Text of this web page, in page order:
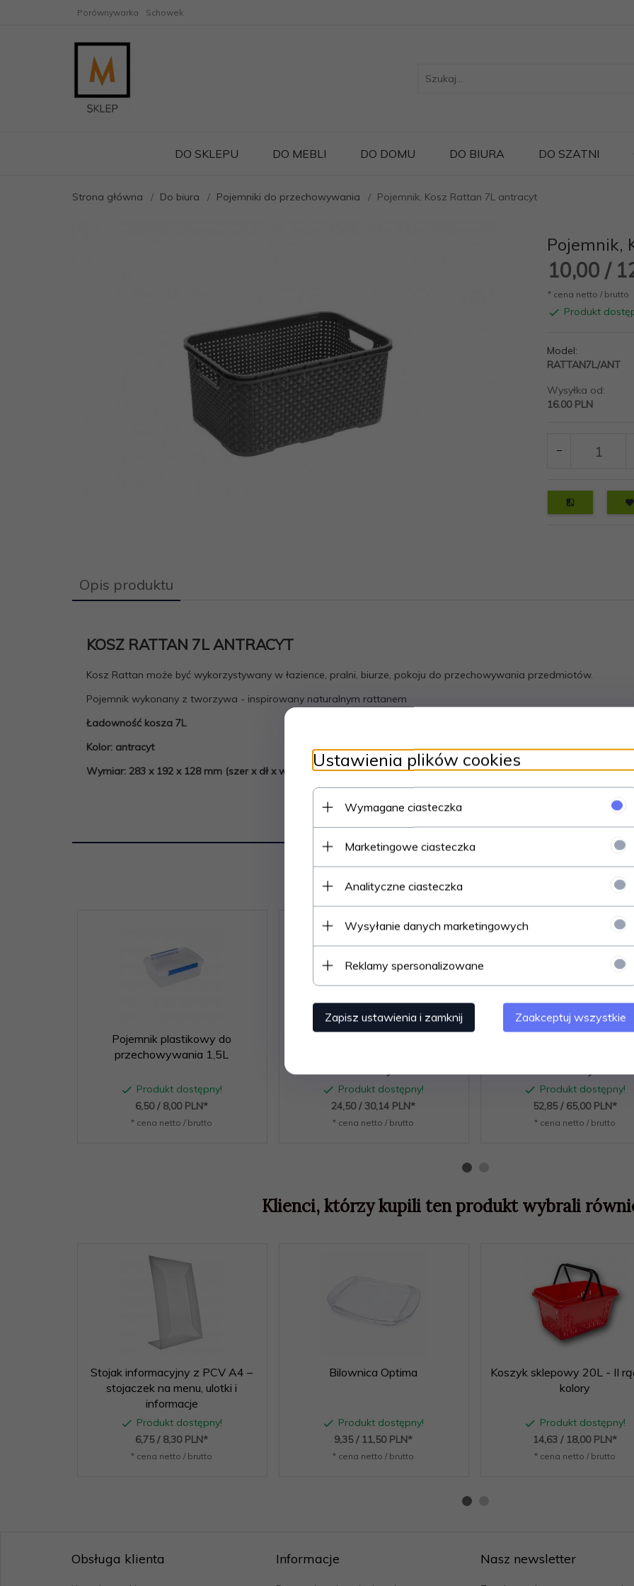
Porównywarka Schowek
DO SKLEPU DO MEBLI DO DOMU DO BIURA DO SZATNI
Strona główna Do biura Pojemniki do przechowywania Pojemnik, Kosz Rattan 7L antracyt
Pojemnik,
10,00 /
* cena netto / brutto
Produkt
Model:
RATTAN7L/ANT
Wysyłka od:
16.00 PLN
Opis produktu
KOSZ RATTAN 7L ANTRACYT
Kosz Rattan może być wykorzystywany w łazience, pralni, biurze, pokoju do przechowywania przedmiotów.
Pojemnik wykonany z tworzywa - inspirowany naturalnym rattanem
Ładowność kosza 7L
Kolor: antracyt
Wymiar: 283 x 192 x 128 mm (szer x dł x wys)
Polecamy
Pojemnik plastikowy do
przechowywania 1,5L
Produkt dostępny!
6,50 / 8,00 PLN*
* cena netto / brutto
Produkt dostępny!
24,50 / 30,14 PLN*
* cena netto / brutto
Produkt dostępny!
52,85 / 65,00 PLN*
* cena netto / brutto
Klienci, którzy kupili ten produkt wybrali
Stojak informacyjny z PCV A4 –
stojaczek na menu, ulotki i
informacje
Produkt dostępny!
6,75 / 8,30 PLN*
* cena netto / brutto
Bilownica Optima
Produkt dostępny!
9,35 / 11,50 PLN*
* cena netto / brutto
Koszyk sklepowy 20L - II
kolory
Produkt dostępny!
14,63 / 18,00 PLN*
* cena netto / brutto
Obsługa klienta Informacje Nasz newsletter
Ustawienia plików cookies
Wymagane ciasteczka
Marketingowe ciasteczka
Analityczne ciasteczka
Wysyłanie danych marketingowych
Reklamy spersonalizowane
Zapisz ustawienia i zamknij Zaakceptuj wszystkie